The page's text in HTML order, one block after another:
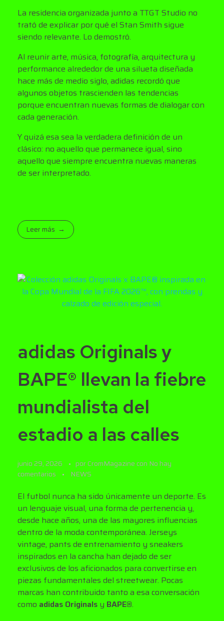
La residencia organizada junto a TTGT Studio no
trató de explicar por qué el Stan Smith sigue
siendo relevante. Lo demostró.
Al reunir arte, música, fotografía, arquitectura y
performance alrededor de una silueta diseñada
hace más de medio siglo, adidas recordó que
algunos objetos trascienden las tendencias
porque encuentran nuevas formas de dialogar con
cada generación.
Y quizá esa sea la verdadera definición de un
clásico: no aquello que permanece igual, sino
aquello que siempre encuentra nuevas maneras
de ser interpretado.
Leer más
adidas Originals y
BAPE® llevan la fiebre
mundialista del
estadio a las calles
junio 29, 2026 porCromMagazinecon No hay
comentarios
NEWS
El futbol nunca ha sido únicamente un deporte. Es
un lenguaje visual, una forma de pertenencia y,
desde hace años, una de las mayores influencias
dentro de la moda contemporánea. Jerseys
vintage, pants de entrenamiento y sneakers
inspirados en la cancha han dejado de ser
exclusivos de los aficionados para convertirse en
piezas fundamentales del streetwear. Pocas
marcas han contribuido tanto a esa conversación
como adidas Originals y BAPE®.